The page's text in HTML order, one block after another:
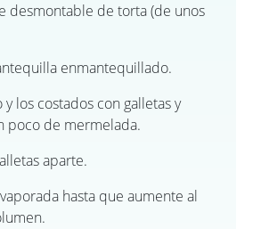
desmontable de torta (de unos
enmantequillado.
los costados con galletas y
poco de mermelada.
aparte.
hasta que aumente al